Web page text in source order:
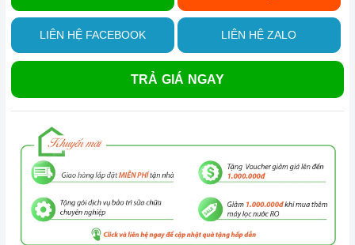
LIÊN HỆ FACEBOOK LIÊN HỆ ZALO
TRẢ GIÁ NGAY